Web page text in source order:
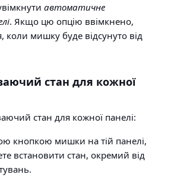
автоматичне
. Якщо цю опцію ввімкнено,
коли мишку буде відсунуто від
стан для кожної
стан для кожної панелі:
кнопкою мишки на тій панелі,
встановити стан, окремий від